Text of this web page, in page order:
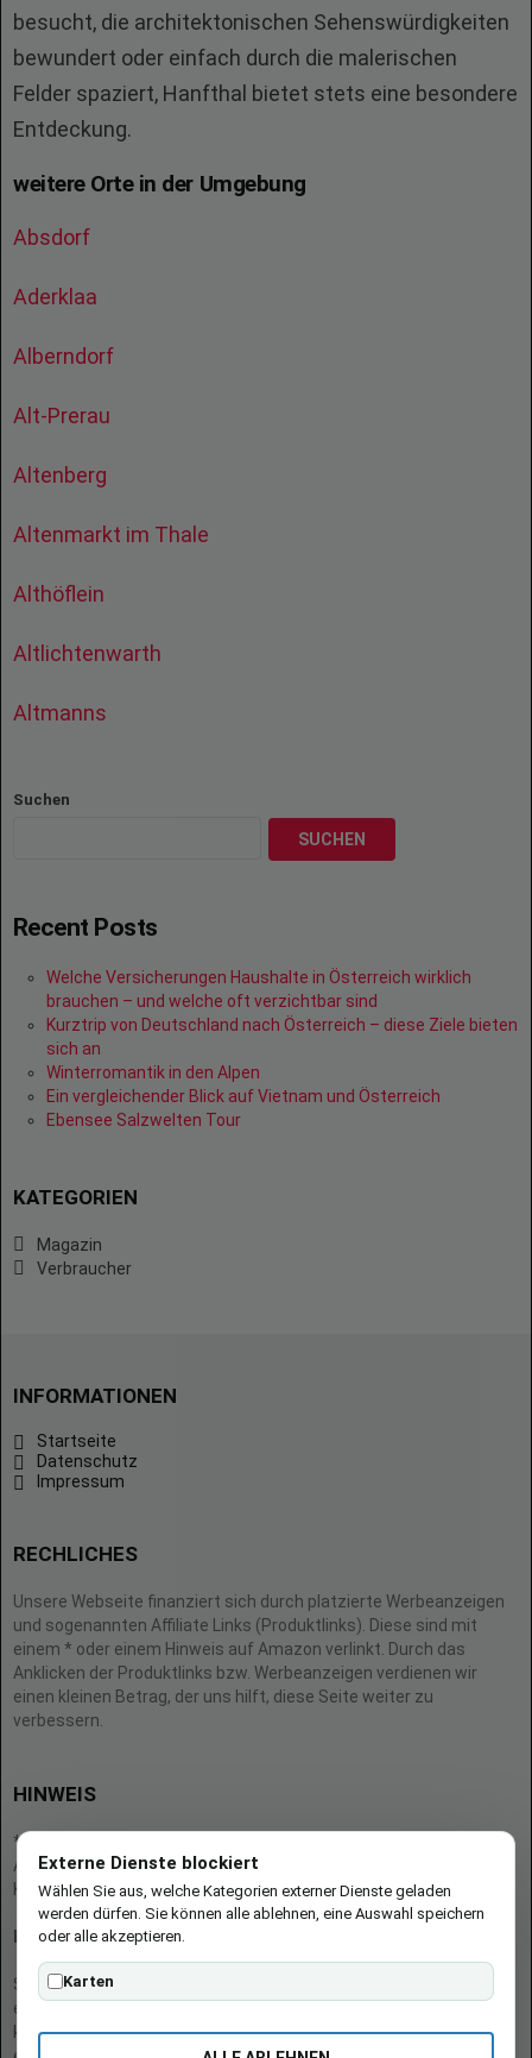
besucht, die architektonischen Sehenswürdigkeiten
bewundert oder einfach durch die malerischen
Felder spaziert, Hanfthal bietet stets eine besondere
Entdeckung.
weitere Orte in der Umgebung
Absdorf
Aderklaa
Alberndorf
Alt-Prerau
Altenberg
Altenmarkt im Thale
Althöflein
Altlichtenwarth
Altmanns
Suchen
SUCHEN
Recent Posts
Welche Versicherungen Haushalte in Österreich wirklich
brauchen – und welche oft verzichtbar sind
Kurztrip von Deutschland nach Österreich – diese Ziele bieten
sich an
Winterromantik in den Alpen
Ein vergleichender Blick auf Vietnam und Österreich
Ebensee Salzwelten Tour
KATEGORIEN
Magazin
Verbraucher
INFORMATIONEN
Startseite
Datenschutz
Impressum
RECHLICHES
Unsere Webseite finanziert sich durch platzierte Werbeanzeigen
und sogenannten Affiliate Links (Produktlinks). Diese sind mit
einem * oder einem Hinweis auf Amazon verlinkt. Durch das
Anklicken der Produktlinks bzw. Werbeanzeigen verdienen wir
einen kleinen Betrag, der uns hilft, diese Seite weiter zu
verbessern.
HINWEIS
* = Afilliate-Link (=Werbung)
Als Amazon-Partner verdient der Seitenbetreiber an qualifizierten
Käufen.
Hinweis zu Preisen und Verfügbarkeiten
Sofern Produktpreise und Verfügbarkeiten angezeigt werden,
entsprechen diese dem angegebenen Stand (Datum/Uhrzeit) und
können sich auf der verlinkten Seite jederzeit ändern. Für den Kauf
Externe Dienste blockiert
Wählen Sie aus, welche Kategorien externer Dienste geladen
werden dürfen. Sie können alle ablehnen, eine Auswahl speichern
oder alle akzeptieren.
Karten